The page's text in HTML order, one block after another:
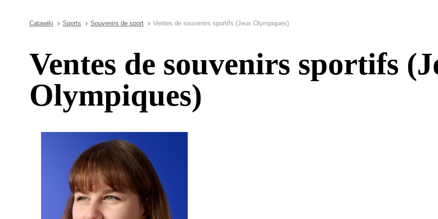
Catawiki Sports Souvenirs de sport Ventes de souvenirs sportifs (Jeux Olympiques)
Ventes de souvenirs sportifs
Olympiques)